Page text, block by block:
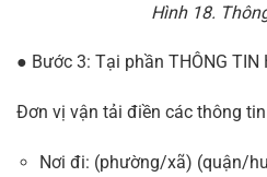
Hình 18.
● Bước 3: Tại phần THÔNG TIN
Đơn vị vận tải điền các thông
Nơi đi: (phường/xã) (quận/